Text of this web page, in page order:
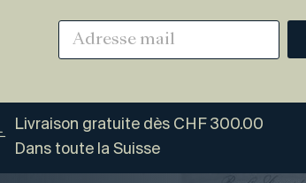
Livraison gratuite dès CHF 300.00
Dans toute la Suisse